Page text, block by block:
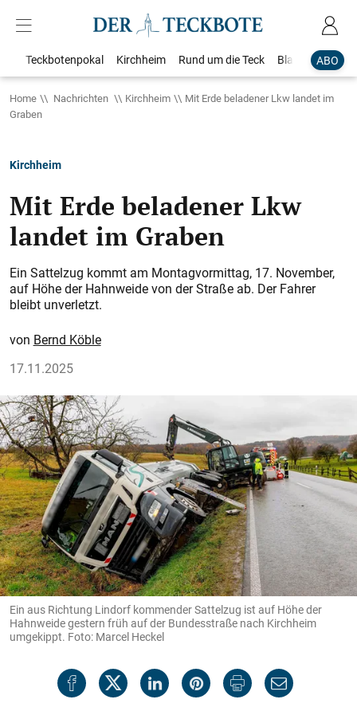
ABO
Teckbotenpokal Kirchheim Rund um die Teck Blaulicht
Home Nachrichten Kirchheim
Mit Erde beladener Lkw landet im
Graben
Kirchheim
Mit Erde beladener Lkw
landet im Graben
Ein Sattelzug kommt am Montagvormittag, 17. November,
auf Höhe der Hahnweide von der Straße ab. Der Fahrer
bleibt unverletzt.
Bernd Köble
17.11.2025
Ein aus Richtung Lindorf kommender Sattelzug ist auf Höhe der
Hahnweide gestern früh auf der Bundesstraße nach Kirchheim
umgekippt. Foto: Marcel Heckel